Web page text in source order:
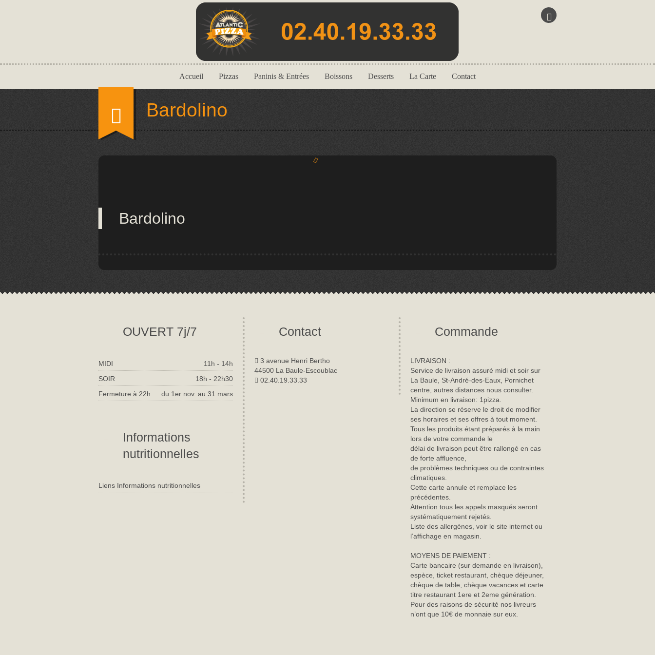
Accueil Pizzas Paninis & Entrées Boissons Desserts La Carte Contact
Bardolino
Bardolino
OUVERT 7j/7
MIDI
11h - 14h
SOIR
18h - 22h30
Fermeture à 22h
du 1er nov. au 31 mars
Informations
nutritionnelles
Liens Informations nutritionnelles
Contact
3 avenue Henri Bertho
44500 La Baule-Escoublac
02.40.19.33.33
Commande
LIVRAISON :
Service de livraison assuré midi et soir sur
La Baule, St-André-des-Eaux, Pornichet
centre, autres distances nous consulter.
Minimum en livraison: 1pizza.
La direction se réserve le droit de modifier
ses horaires et ses offres à tout moment.
Tous les produits étant préparés à la main
lors de votre commande le
délai de livraison peut être rallongé en cas
de forte affluence,
de problèmes techniques ou de contraintes
climatiques.
Cette carte annule et remplace les
précédentes.
Attention tous les appels masqués seront
systématiquement rejetés.
Liste des allergènes, voir le site internet ou
l’affichage en magasin.
MOYENS DE PAIEMENT :
Carte bancaire (sur demande en livraison),
espèce, ticket restaurant, chèque déjeuner,
chèque de table, chèque vacances et carte
titre restaurant 1ere et 2eme génération.
Pour des raisons de sécurité nos livreurs
n’ont que 10€ de monnaie sur eux.